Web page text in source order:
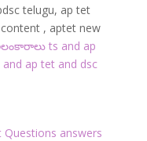
telugu, ap tet
, aptet new
ts and ap
and ap tet and dsc
Questions answers